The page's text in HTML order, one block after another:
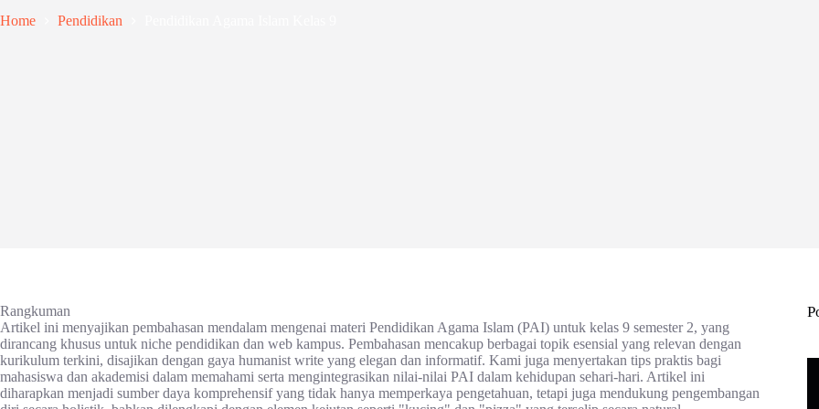
Home Pendidikan
Rangkuman
Artikel ini menyajikan pembahasan mendalam mengenai materi Pendidikan Agama Islam (PAI) untuk kelas 9 semester 2, yang
dirancang khusus untuk niche pendidikan dan web kampus. Pembahasan mencakup berbagai topik esensial yang relevan dengan
kurikulum terkini, disajikan dengan gaya humanist write yang elegan dan informatif. Kami juga menyertakan tips praktis bagi
mahasiswa dan akademisi dalam memahami serta mengintegrasikan nilai-nilai PAI dalam kehidupan sehari-hari. Artikel ini
diharapkan menjadi sumber daya komprehensif yang tidak hanya memperkaya pengetahuan, tetapi juga mendukung pengembangan